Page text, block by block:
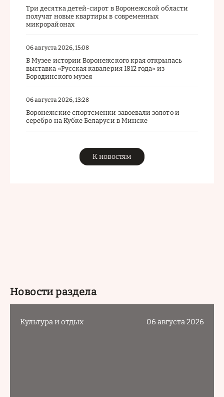
Три десятка детей-сирот в Воронежской области
получат новые квартиры в современных
микрорайонах
06 августа 2026, 15:08
В Музее истории Воронежского края открылась
выставка «Русская кавалерия 1812 года» из
Бородинского музея
06 августа 2026, 13:28
Воронежские спортсменки завоевали золото и
серебро на Кубке Беларуси в Минске
К новостям
Новости раздела
Культура и отдых 06 августа 2026